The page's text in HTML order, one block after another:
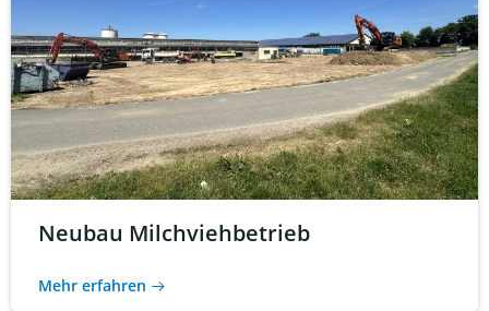
Neubau Milchviehbetrieb
Mehr erfahren